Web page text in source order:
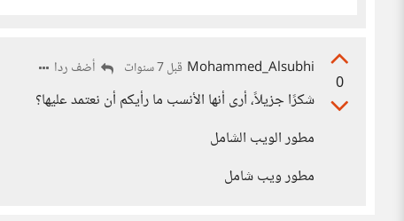
0
Mohammed_Alsubhi قبل 7 سنوات أضف ردا
شكرًا جزيلاً، أرى أنها الأنسب ما رأيكم أن نعتمد عليها؟
مطور الويب الشامل
مطور ويب شامل